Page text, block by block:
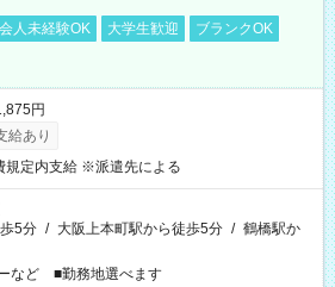
人未経験OK 大学生歓迎
ブランクOK
円
給あり
規定内支給 ※派遣先による
5分 / 大阪上本町駅から徒歩5分 / 鶴橋駅か
など ■勤務地選べます